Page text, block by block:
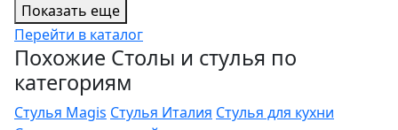
Показать еще
Перейти в каталог
Похожие Столы и стулья по
категориям
Стулья Magis Стулья Италия Стулья для кухни